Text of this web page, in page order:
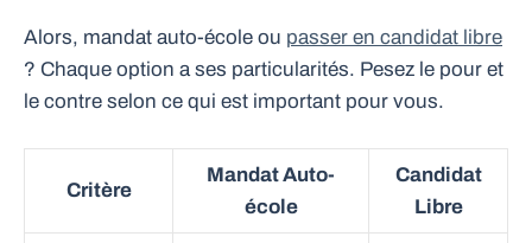
Alors, mandat auto-école ou passer en candidat libre
? Chaque option a ses particularités. Pesez le pour et
le contre selon ce qui est important pour vous.
Critère
Mandat Auto-
école
Candidat
Libre